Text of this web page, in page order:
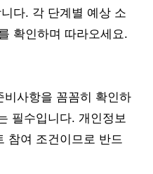
다. 각 단계별 예상 소
확인하며 따라오세요.
사항을 꼼꼼히 확인하
필수입니다. 개인정보
참여 조건이므로 반드